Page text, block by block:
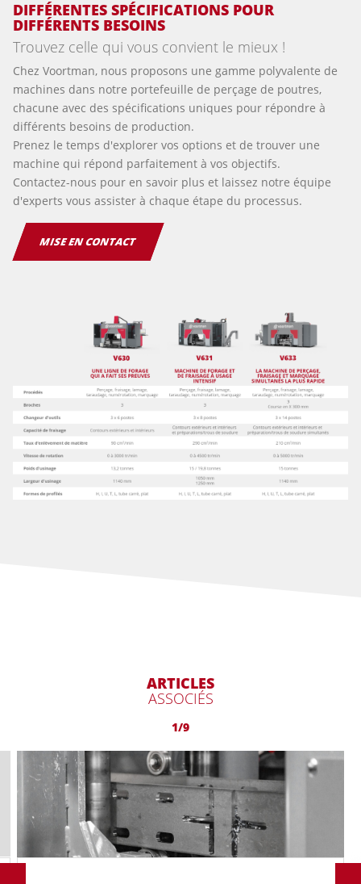
DIFFÉRENTES SPÉCIFICATIONS POUR
DIFFÉRENTS BESOINS
Trouvez celle qui vous convient le mieux !
Chez Voortman, nous proposons une gamme polyvalente de
machines dans notre portefeuille de perçage de poutres,
chacune avec des spécifications uniques pour répondre à
différents besoins de production.
Prenez le temps d'explorer vos options et de trouver une
machine qui répond parfaitement à vos objectifs.
Contactez-nous pour en savoir plus et laissez notre équipe
d'experts vous assister à chaque étape du processus.
MISE EN CONTACT
ARTICLES
ASSOCIÉS
1/9